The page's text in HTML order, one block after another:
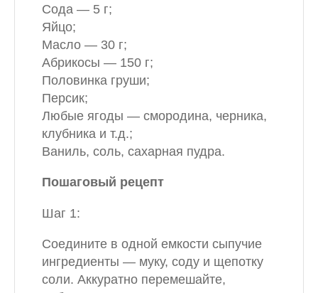
Сода — 5 г;
Яйцо;
Масло — 30 г;
Абрикосы — 150 г;
Половинка груши;
Персик;
Любые ягоды — смородина, черника,
клубника и т.д.;
Ваниль, соль, сахарная пудра.
Пошаговый рецепт
Шаг 1:
Соедините в одной емкости сыпучие
ингредиенты — муку, соду и щепотку
соли. Аккуратно перемешайте,